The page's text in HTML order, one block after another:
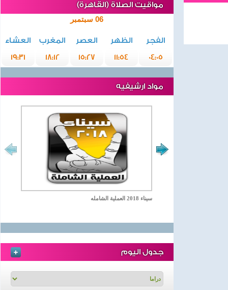
مواقيت الصلاة (القاهرة)
06 سبتمبر
الفجر الظهر العصر المغرب
العشاء
04:05
11:54
15:27
18:12
19:31
مواد ارشيفيه
سيناء 2018 العملية الشامله
جدول اليوم